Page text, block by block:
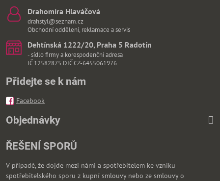
Drahomíra Hlaváčová
drahstyl@seznam.cz
Obchodní oddělení, reklamace a servis
Dehtínská 1222/20, Praha 5 Radotín
- sídlo firmy a korespodenční adresa
IČ 12582875 DIČ CZ-6455061976
Přidejte se k nám
Facebook
Objednávky
ŘEŠENÍ SPORŮ
V případě, že dojde mezi námi a spotřebitelem ke vzniku
spotřebitelského sporu z kupní smlouvy nebo ze smlouvy o